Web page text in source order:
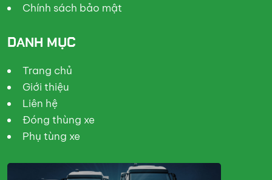
Chính sách bảo mật
DANH MỤC
Trang chủ
Giới thiệu
Liên hệ
Đóng thùng xe
Phụ tùng xe